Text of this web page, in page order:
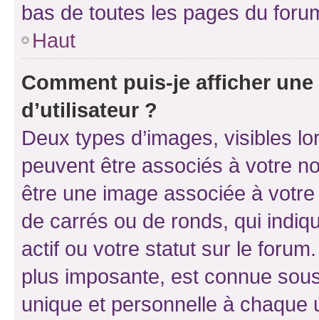
bas de toutes les pages du
Haut
Comment puis-je afficher
d’utilisateur ?
Deux types d’images, visibles
peuvent être associés à votre
être une image associée à
de carrés ou de ronds, qui
actif ou votre statut sur le
plus imposante, est connue
unique et personnelle à chaque